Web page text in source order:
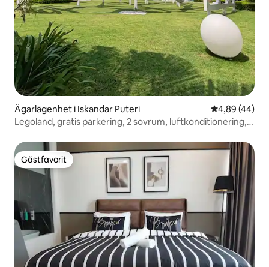
Ägarlägenhet i Iskandar Puteri 4,89 av 5 i
4,89 (44)
Legoland, gratis parkering, 2 sovrum, luftkonditionering,
Gästfavorit
Gästfavorit